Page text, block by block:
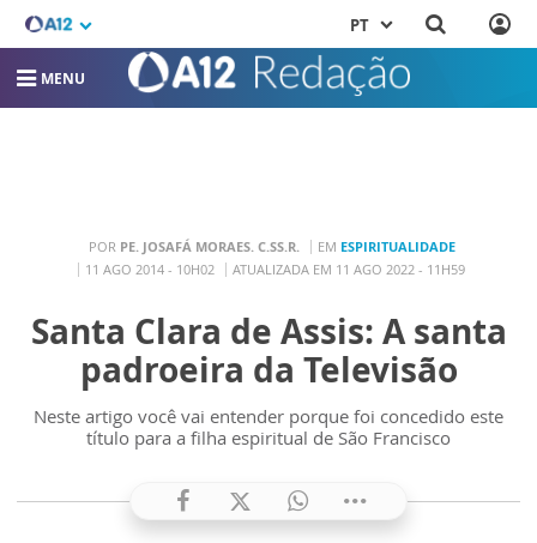
PT
MENU
POR PE. JOSAFÁ MORAES. C.SS.R. EM ESPIRITUALIDADE
11 AGO 2014 - 10H02
ATUALIZADA EM 11 AGO 2022 - 11H59
Santa Clara de Assis: A santa
padroeira da Televisão
Neste artigo você vai entender porque foi concedido este
título para a filha espiritual de São Francisco